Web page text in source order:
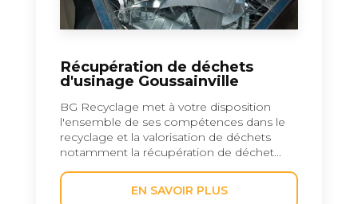
Récupération de déchets
d'usinage Goussainville
BG Recyclage met à votre disposition
l'ensemble de ses compétences dans le
recyclage et la valorisation de déchets
notamment la récupération de déchet...
EN SAVOIR PLUS